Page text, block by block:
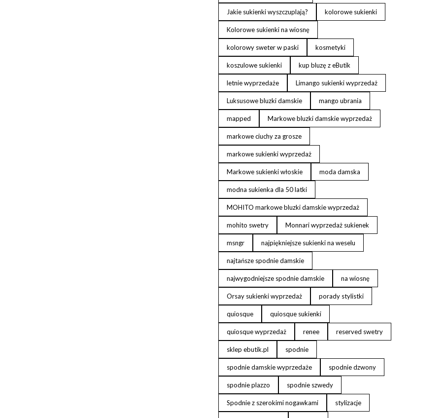
Jakie sukienki wyszczuplają? kolorowe sukienki
Kolorowe sukienki na wiosnę
kolorowy sweter w paski kosmetyki
koszulowe sukienki kup bluzę z eButik
letnie wyprzedaże Limango sukienki wyprzedaż
Luksusowe bluzki damskie mango ubrania
mapped Markowe bluzki damskie wyprzedaż
markowe ciuchy za grosze
markowe sukienki wyprzedaż
Markowe sukienki włoskie moda damska
modna sukienka dla 50 latki
MOHITO markowe bluzki damskie wyprzedaż
mohito swetry Monnari wyprzedaż sukienek
msngr najpiękniejsze sukienki na weselu
najtańsze spodnie damskie
najwygodniejsze spodnie damskie na wiosnę
Orsay sukienki wyprzedaż porady stylistki
quiosque quiosque sukienki
quiosque wyprzedaż renee reserved swetry
sklep ebutik.pl spodnie
spodnie damskie wyprzedaże spodnie dzwony
spodnie plazzo spodnie szwedy
Spodnie z szerokimi nogawkami stylizacje